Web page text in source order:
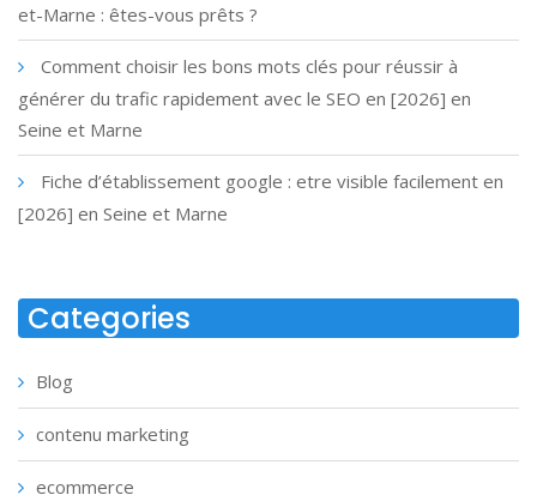
et-Marne : êtes-vous prêts ?
Comment choisir les bons mots clés pour réussir à
générer du trafic rapidement avec le SEO en [2026] en
Seine et Marne
Fiche d’établissement google : etre visible facilement en
[2026] en Seine et Marne
Categories
Blog
contenu marketing
ecommerce